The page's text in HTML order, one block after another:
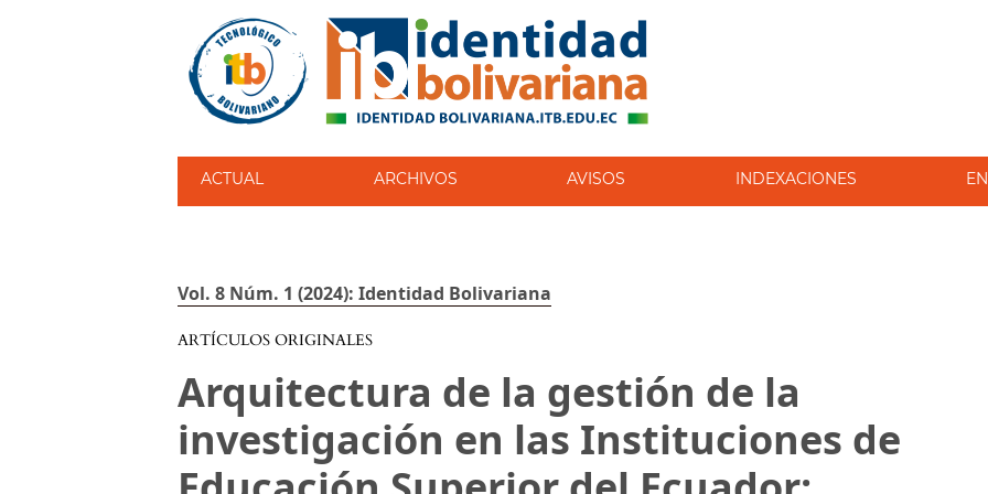
ACTUAL ARCHIVOS AVISOS INDEXACIONES
Vol. 8 Núm. 1 (2024): Identidad Bolivariana
ARTÍCULOS ORIGINALES
Arquitectura de la gestión de la
investigación en las Instituciones de